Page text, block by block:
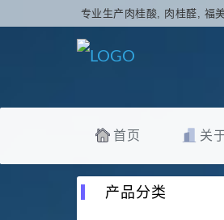
专业生产肉桂酸, 肉桂醛, 福
首页 关
产品分类